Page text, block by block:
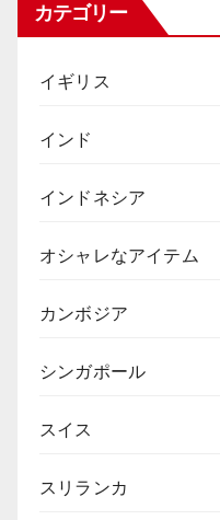
カテゴリー
イギリス
インド
インドネシア
オシャレなアイテム
カンボジア
シンガポール
スイス
スリランカ